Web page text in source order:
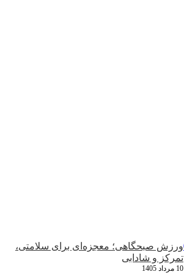
ورزش صبحگاهی؛ معجزه‌ای برای سلامتی،
تمرکز و شادابی
10 مرداد 1405